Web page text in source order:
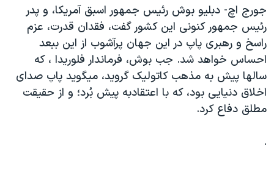
جورج اچ- دبليو بوش رئيس جمهور اسبق آمريکا، و پدر
رئيس جمهور کنونی اين کشور گفت، فقدان قدرت، عزم
راسخ و رهبری پاپ در اين جهان پرآشوب از اين ببعد
احساس خواهد شد. جب بوش، فرماندار فلوريدا ، که
سالها پيش به مذهب کاتوليک گرويد، ميگويد پاپ صدای
اخلاق دنيايی بود، که با اعتقادبه پيش بُرد؛ و از حقيقت
مطلق دفاع کرد.
.